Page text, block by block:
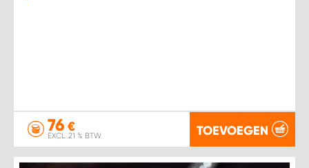
76 €
EXCL. 21 % BTW TOEVOEGEN